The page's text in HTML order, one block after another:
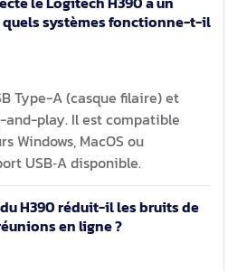
systèmes fonctionne-t-il
Type-A (casque filaire) et
play. Il est compatible
Windows, MacOS ou
USB‑A disponible.
H390 réduit-il les bruits de
en ligne ?